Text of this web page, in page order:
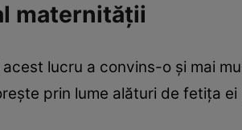
maternităţii
lucru a convins-o şi mai
prin lume alături de fetiţa